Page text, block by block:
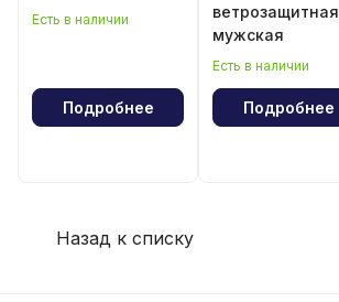
Есть в наличии
Подробнее
ветрозащитная
мужская
Есть в наличии
Подробнее
Назад к списку